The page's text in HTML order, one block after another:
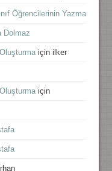
Öğrencilerinin Yazma
Dolmaz
için ilker
için